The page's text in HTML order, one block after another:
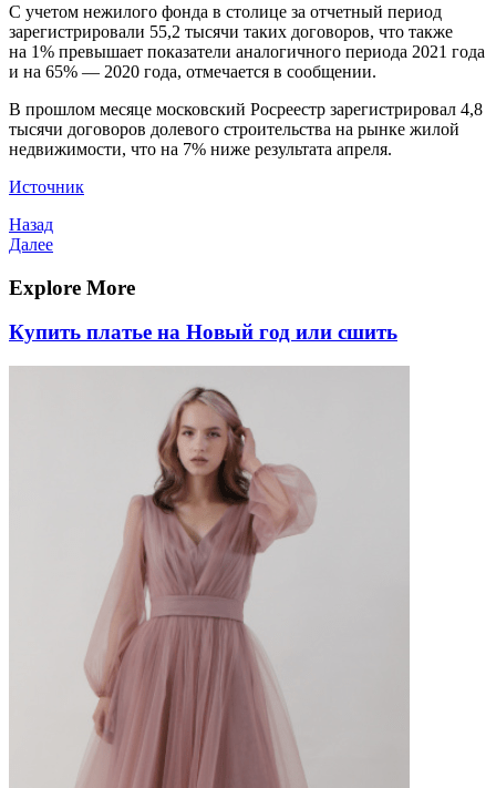
С учетом нежилого фонда в столице за отчетный период
зарегистрировали 55,2 тысячи таких договоров, что также
на 1% превышает показатели аналогичного периода 2021 года
и на 65% — 2020 года, отмечается в сообщении.
В прошлом месяце московский Росреестр зарегистрировал 4,8
тысячи договоров долевого строительства на рынке жилой
недвижимости, что на 7% ниже результата апреля.
Источник
Навигация
по
записям
Предыдущая
запись
Назад
Следующая
Далее
Explore More
Купить платье на Новый год или сшить